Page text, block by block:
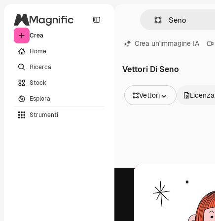
Crea
Home
Ricerca
Stock
Esplora
Strumenti
Crea un'immagine IA
Vettori Di Seno
Vettori
Video
Motion graphic
Modelli di video
Licenza